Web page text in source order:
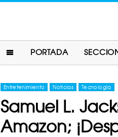
PORTADA
Entretenimiento Noticias Tecnología
Samuel L.
Amazon;